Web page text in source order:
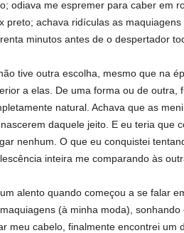
odiava me espremer para caber em
preto; achava ridículas as
minutos antes de o despertador
tive outra escolha, mesmo que na
a elas. De uma forma ou de outra,
natural. Achava que as
daquele jeito. E eu teria que
nenhum. O que eu conquistei
inteira me comparando às
alento quando começou a se falar
(à minha moda),
meu cabelo, finalmente encontrei um